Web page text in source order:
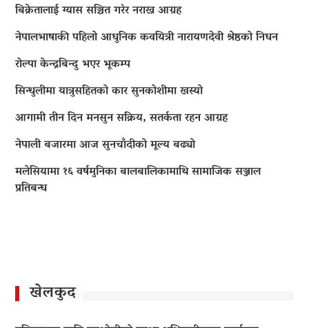
बिक्रेतालाई ग्यास सञ्चित गरेर नराख्न आग्रह
नेपालभाषाकी पहिलो आधुनिक कवयित्री नारायणदेवी श्रेष्ठको निधन
रोल्पा केन्द्रबिन्दु भएर भूकम्प
सिन्धुलीमा यात्रुसहितको कार सुनकोशीमा खस्यो
आगामी तीन दिन मनसुन सक्रिय, सतर्कता रहन आग्रह
नेपाली बजारमा आज सुनचाँदीको मूल्य बढ्याे
मलेसियामा १६ वर्षमुनिका बालबालिकामाथि सामाजिक सञ्जाल
प्रतिबन्ध
खेलकुद